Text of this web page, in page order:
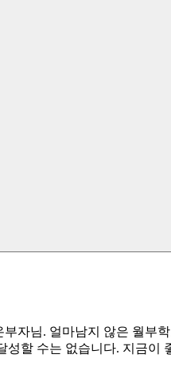
부자님. 얼마남지 않은 월부
성할 수는 없습니다. 지금이